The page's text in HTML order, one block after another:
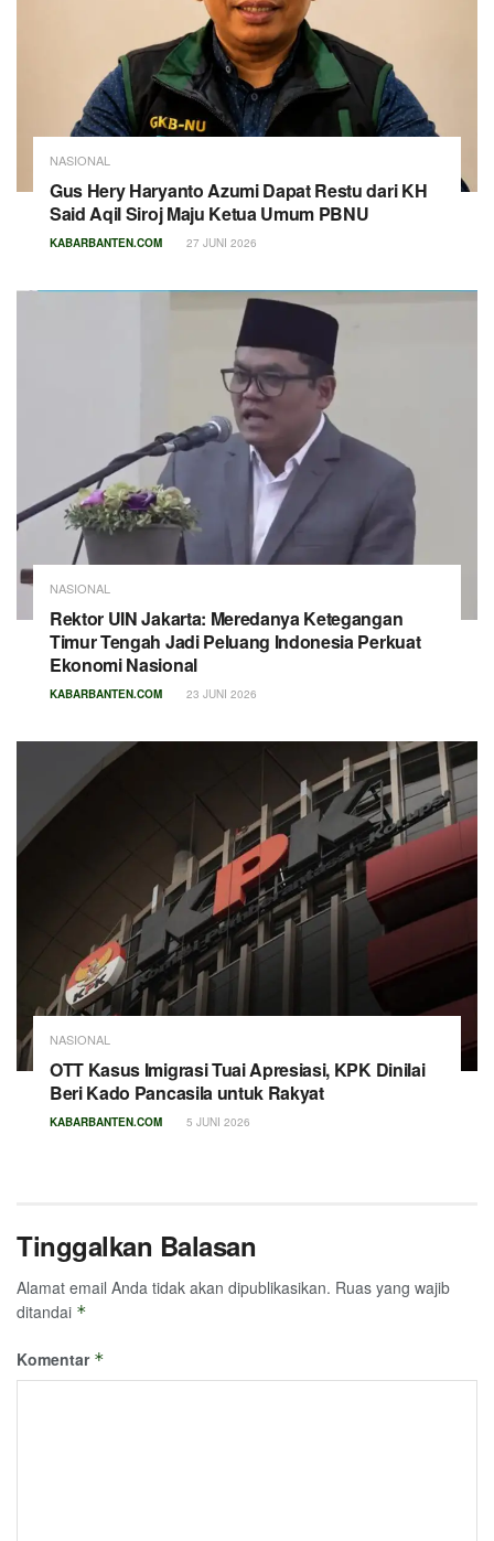
NASIONAL
Gus Hery Haryanto Azumi Dapat Restu dari KH
Said Aqil Siroj Maju Ketua Umum PBNU
KABARBANTEN.COM 27 JUNI 2026
NASIONAL
Rektor UIN Jakarta: Meredanya Ketegangan
Timur Tengah Jadi Peluang Indonesia Perkuat
Ekonomi Nasional
KABARBANTEN.COM 23 JUNI 2026
NASIONAL
OTT Kasus Imigrasi Tuai Apresiasi, KPK Dinilai
Beri Kado Pancasila untuk Rakyat
KABARBANTEN.COM 5 JUNI 2026
Tinggalkan Balasan
Alamat email Anda tidak akan dipublikasikan. Ruas yang wajib
ditandai *
Komentar *